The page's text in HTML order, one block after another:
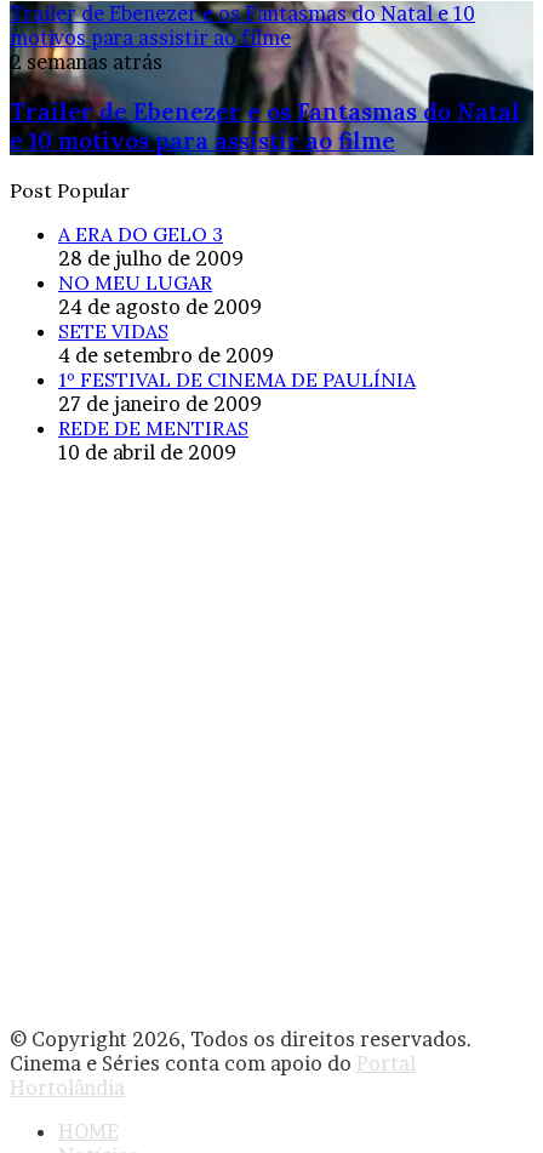
Trailer de Ebenezer e os Fantasmas do Natal e 10
motivos para assistir ao filme
2 semanas atrás
Trailer de Ebenezer e os Fantasmas do Natal
e 10 motivos para assistir ao filme
Post Popular
A ERA DO GELO 3
28 de julho de 2009
NO MEU LUGAR
24 de agosto de 2009
SETE VIDAS
4 de setembro de 2009
1º FESTIVAL DE CINEMA DE PAULÍNIA
27 de janeiro de 2009
REDE DE MENTIRAS
10 de abril de 2009
© Copyright 2026, Todos os direitos reservados.
Cinema e Séries conta com apoio do Portal
Hortolândia
HOME